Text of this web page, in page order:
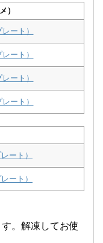
）
ート）
ート）
ート）
ート）
ート）
ート）
。解凍してお使